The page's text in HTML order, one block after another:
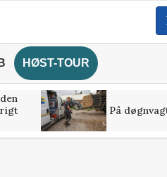
HØST-TOUR
På